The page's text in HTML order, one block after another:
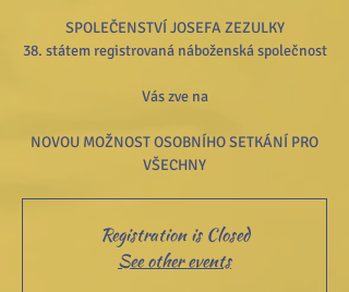
SPOLEČENSTVÍ JOSEFA ZEZULKY
38. státem registrovaná náboženská společnost
Vás zve na
NOVOU MOŽNOST OSOBNÍHO SETKÁNÍ PRO
VŠECHNY
Registration is Closed
See other events